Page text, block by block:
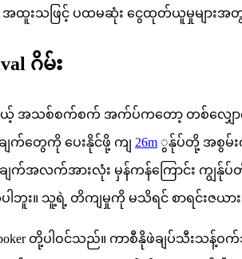
ထူးသဖြင့် ပထမဆုံး ငွေထုတ်ယူမှုများအတွ
ဂိမ်း
ရှိပေမယ့် အသစ်စက်စက် အက်ပ်ကတော့ တစ်လ
ျက်တွေကို ပေးနိုင်ဖို့ ကျ 26m န်ုပ်တို့ အစွမ်းကု
လက်အားလုံး မှန်ကန်ကြောင်း ကျွန်ုပ်တို့
ါဘူး။ သူ့ရဲ့ တိကျမှုကို မသိရင် စာရင်းဇ
poker တို့ပါဝင်သည်။ ကာစီနိုဖဲချပ်